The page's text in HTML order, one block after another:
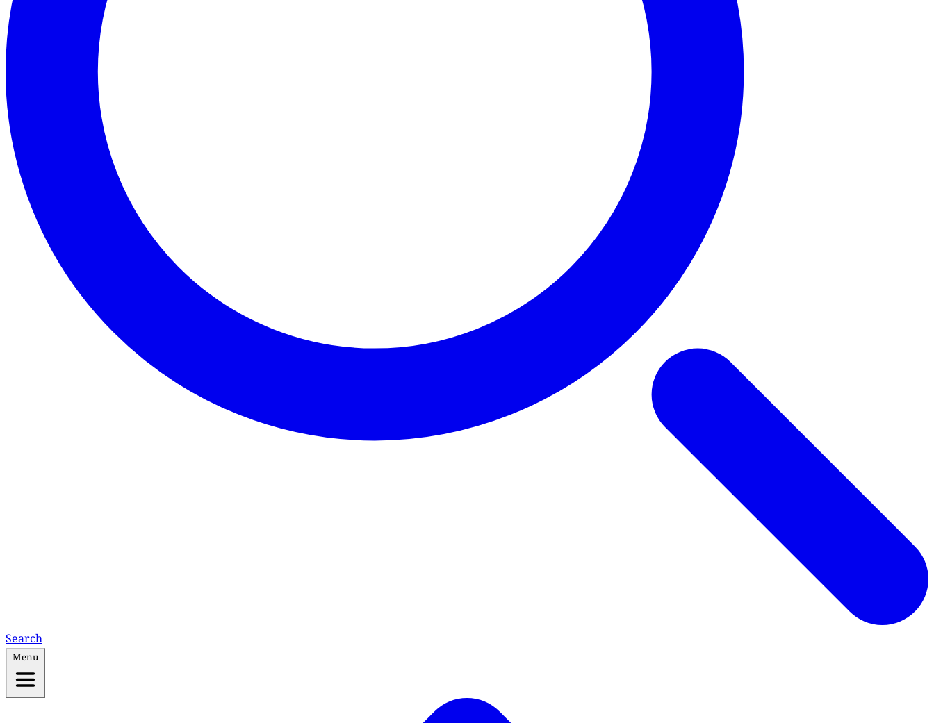
Search
Menu